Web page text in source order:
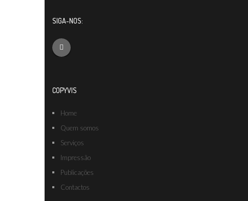
SIGA-NOS:
COPYVIS
Home
Quem somos
Serviços
Impressão
Publicações
Contactos